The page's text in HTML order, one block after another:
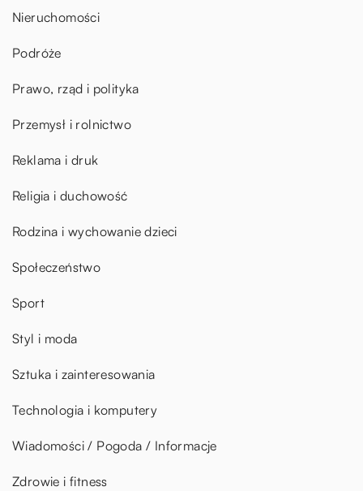
Nieruchomości
Podróże
Prawo, rząd i polityka
Przemysł i rolnictwo
Reklama i druk
Religia i duchowość
Rodzina i wychowanie dzieci
Społeczeństwo
Sport
Styl i moda
Sztuka i zainteresowania
Technologia i komputery
Wiadomości / Pogoda / Informacje
Zdrowie i fitness